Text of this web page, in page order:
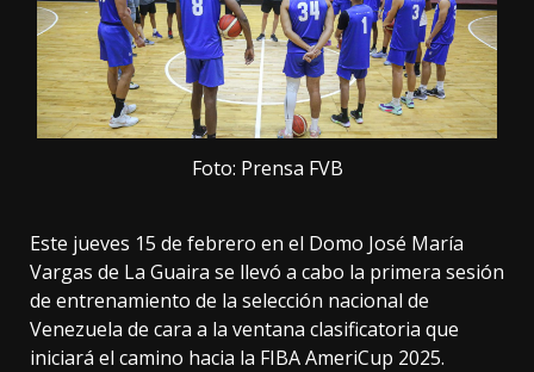
Foto: Prensa FVB
Este jueves 15 de febrero en el Domo José María
Vargas de La Guaira se llevó a cabo la primera sesión
de entrenamiento de la selección nacional de
Venezuela de cara a la ventana clasificatoria que
iniciará el camino hacia la FIBA AmeriCup 2025.